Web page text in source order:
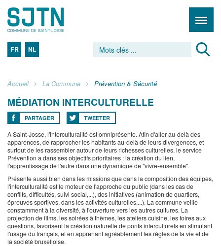
FR NL
Accueil La Commune Prévention & Sécurité
MÉDIATION INTERCULTURELLE
PARTAGER TWEETER
A Saint-Josse, l'interculturalité est omniprésente. Afin d'aller au-delà des
apparences, de rapprocher les habitants au-delà de leurs divergences, et
surtout de les rassembler autour de leurs richesses culturelles, le service
Prévention a dans ses objectifs prioritaires : la création du lien,
l'apprentissage de l'autre dans une dynamique de "vivre-ensemble".
Présente aussi bien dans les missions que dans la composition des équipes,
l'interculturalité est le moteur de l'approche du public (dans les cas de
conflits, difficultés, suivi social,...), des initiatives (animation de quartiers,
épreuves sportives, dans les activités culturelles,...). La commune veille
constamment à la diversité, à l'ouverture vers les autres cultures. La
projection de films, les soirées à thèmes, les ateliers cuisine, les foires aux
questions, favorisent la création naturelle de ponts interculturels en stimulant
l'usage du français, et en apprenant agréablement les règles de la vie et de
la société bruxelloise.